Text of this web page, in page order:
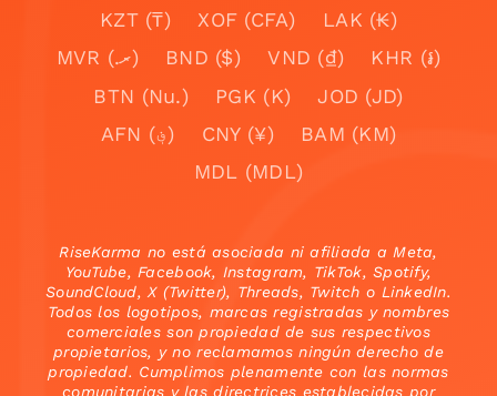
KZT (₸)
XOF (CFA)
LAK (₭)
MVR (.ރ)
BND ($) VND (₫)
KHR (៛)
BTN (Nu.)
PGK (K)
JOD (JD)
AFN (؋)
CNY (¥)
BAM (KM)
MDL (MDL)
RiseKarma no está asociada ni afiliada a Meta,
YouTube, Facebook, Instagram, TikTok, Spotify,
SoundCloud, X (Twitter), Threads, Twitch o LinkedIn.
Todos los logotipos, marcas registradas y nombres
comerciales son propiedad de sus respectivos
propietarios, y no reclamamos ningún derecho de
propiedad. Cumplimos plenamente con las normas
comunitarias y las directrices establecidas por